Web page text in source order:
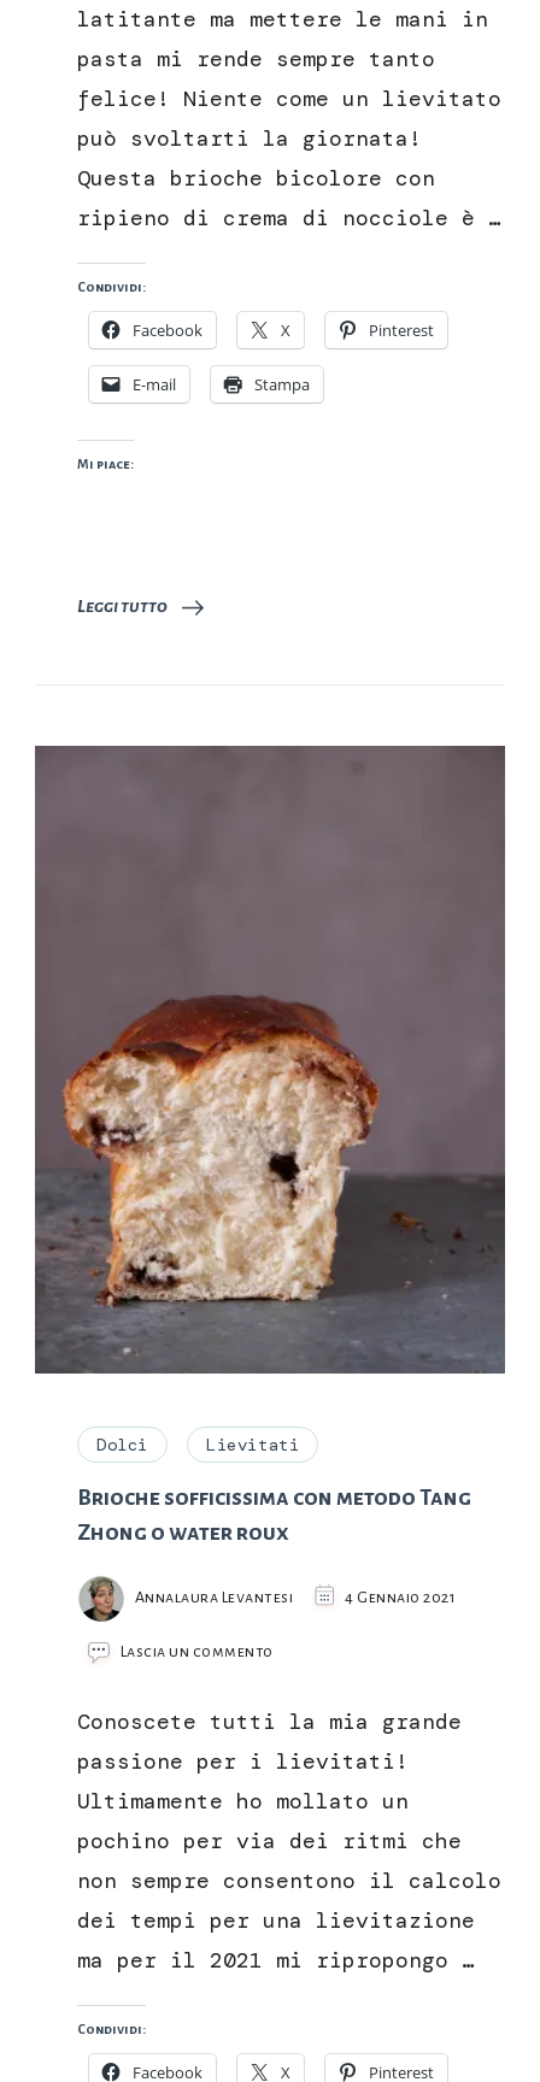
ripieno
crema
nocciole
latitante ma mettere le mani in
pasta mi rende sempre tanto
felice! Niente come un lievitato
può svoltarti la giornata!
Questa brioche bicolore con
ripieno di crema di nocciole è …
Condividi:
Facebook X Pinterest
E-mail Stampa
Mi piace:
Leggi tutto
Dolci Lievitati
Brioche sofficissima con metodo Tang
Zhong o water roux
Annalaura Levantesi 4 Gennaio 2021
Lascia un commento
con
metodo
Zhong
water
roux
Conoscete tutti la mia grande
passione per i lievitati!
Ultimamente ho mollato un
pochino per via dei ritmi che
non sempre consentono il calcolo
dei tempi per una lievitazione
ma per il 2021 mi ripropongo …
Condividi:
Facebook X Pinterest